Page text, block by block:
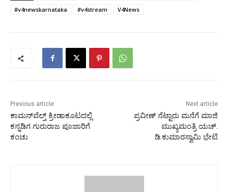
#v4newskarnataka
#v4stream V4News
Previous article
ಕಾಮನ್‌ವೆಲ್ತ್‌ ಕ್ರೀಡಾಕೂಟದಲ್ಲಿ
ಕನ್ನಡಿಗ ಗುರುರಾಜ ಪೂಜಾರಿಗೆ
ಕಂಚು
Next article
ಪ್ರವೀಣ್ ನೆಟ್ಟಾರು ಮನೆಗೆ ಮಾಜಿ
ಮುಖ್ಯಮಂತ್ರಿ ಯಚ್.
ಡಿ.ಕುಮಾರಸ್ವಾಮಿ ಭೇಟಿ